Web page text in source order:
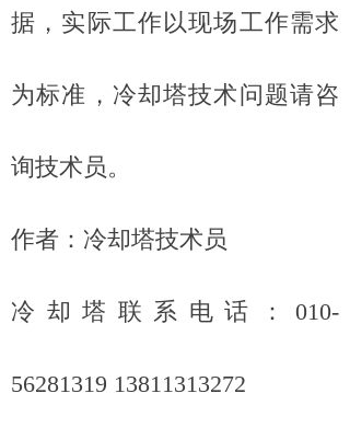
据，实际工作以现场工作需求
为标准，冷却塔技术问题请咨
询技术员。
作者：冷却塔技术员
冷却塔联系电话：010-
56281319 13811313272